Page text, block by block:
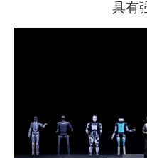
具有强